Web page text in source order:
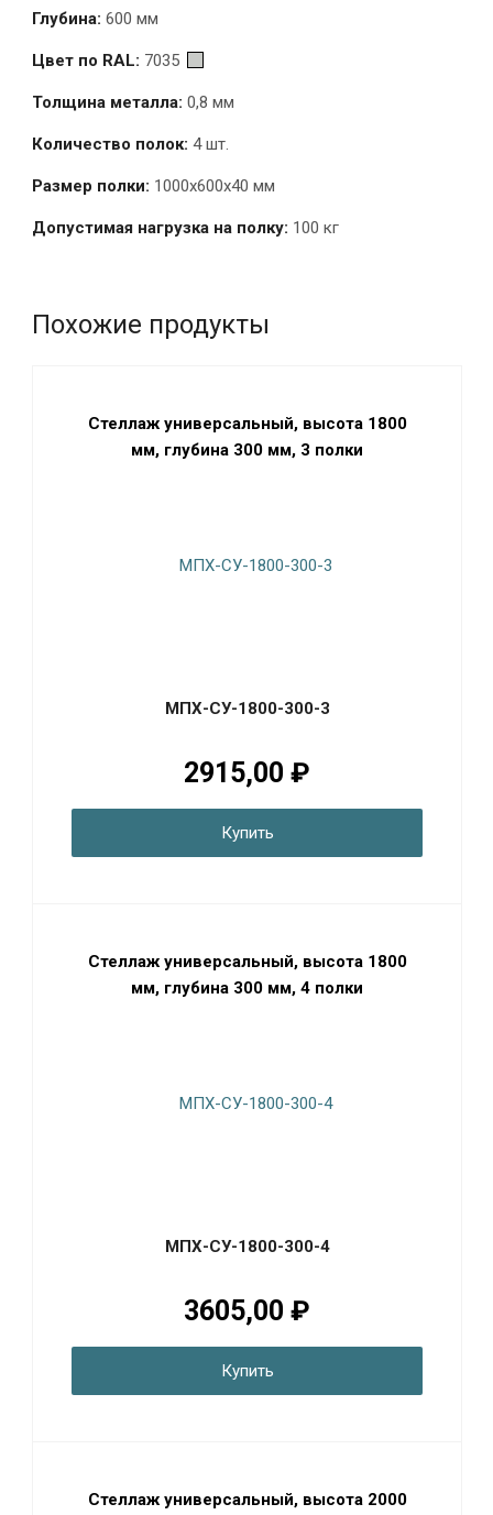
Глубина: 600 мм
Цвет по RAL: 7035
Толщина металла: 0,8 мм
Количество полок: 4 шт.
Размер полки: 1000x600х40 мм
Допустимая нагрузка на полку: 100 кг
Похожие продукты
Стеллаж универсальный, высота 1800
мм, глубина 300 мм, 3 полки
МПХ-СУ-1800-300-3
2915,00 ₽
Купить
Стеллаж универсальный, высота 1800
мм, глубина 300 мм, 4 полки
МПХ-СУ-1800-300-4
3605,00 ₽
Купить
Стеллаж универсальный, высота 2000